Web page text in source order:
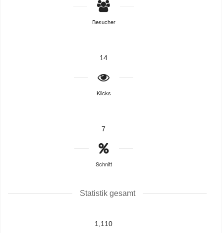
Besucher
14
Klicks
7
Schnitt
Statistik gesamt
1,110